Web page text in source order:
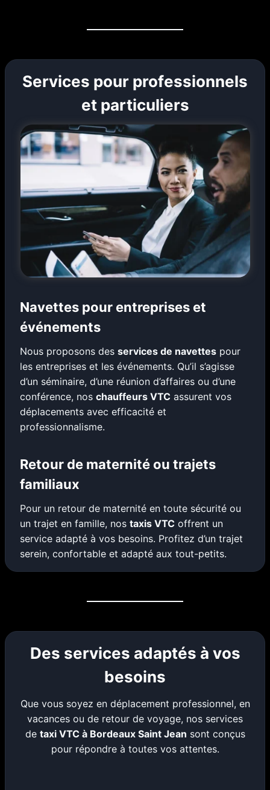
Services pour professionnels
et particuliers
Navettes pour entreprises et
événements
Nous proposons desservices de navettes pour
les entreprises et les événements. Qu’il s’agisse
d’un séminaire, d’une réunion d’affaires ou d’une
conférence, noschauffeurs VTC assurent vos
déplacements avec efficacité et
professionnalisme.
Retour de maternité ou trajets
familiaux
Pour un retour de maternité en toute sécurité ou
un trajet en famille, nostaxis VTC offrent un
service adapté à vos besoins. Profitez d’un trajet
serein, confortable et adapté aux tout-petits.
Des services adaptés à vos
besoins
Que vous soyez en déplacement professionnel, en
vacances ou de retour de voyage, nos services
de taxi VTC à Bordeaux Saint Jean sont conçus
pour répondre à toutes vos attentes.